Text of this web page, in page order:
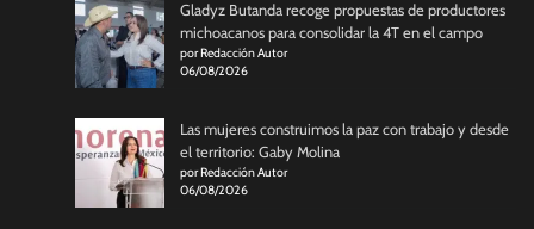
Gladyz Butanda recoge propuestas de productores
michoacanos para consolidar la 4T en el campo
por Redacción Autor
06/08/2026
Las mujeres construimos la paz con trabajo y desde
el territorio: Gaby Molina
por Redacción Autor
06/08/2026